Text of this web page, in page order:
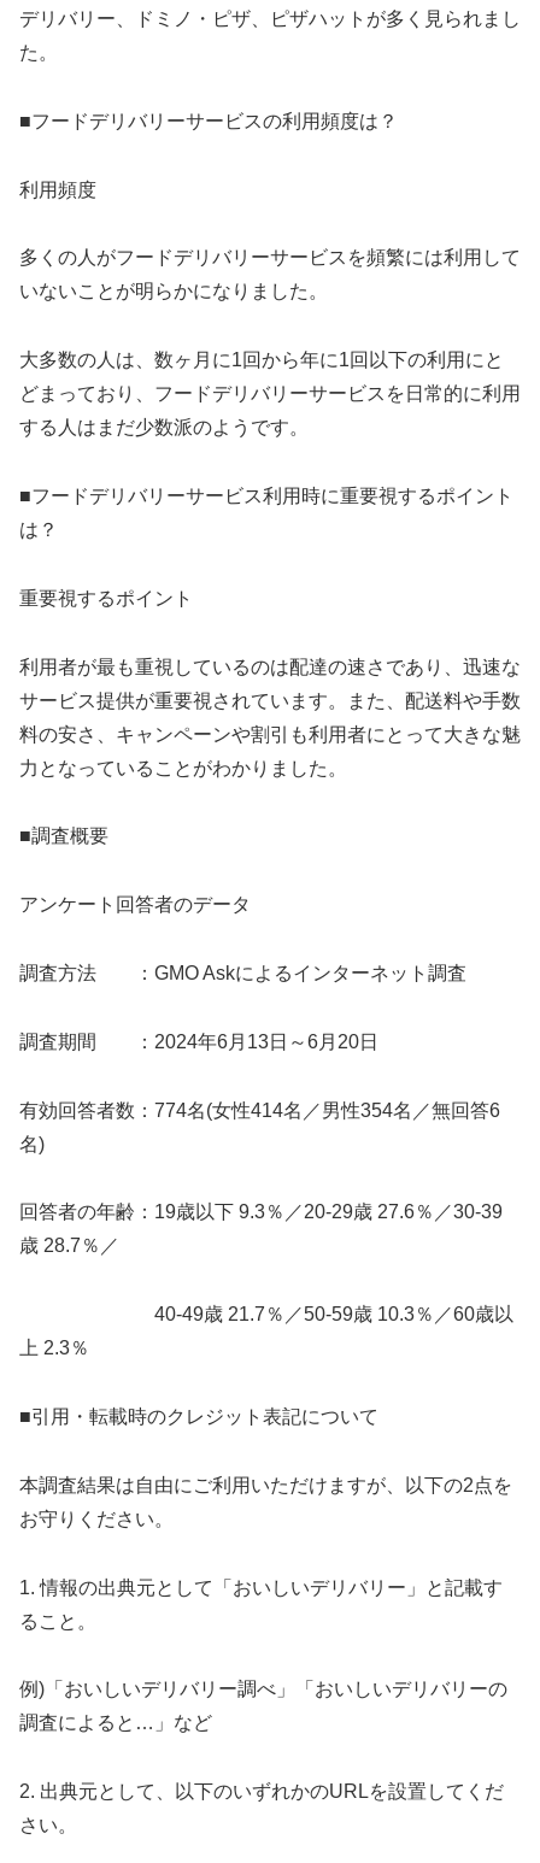
デリバリー、ドミノ・ピザ、ピザハットが多く見られまし
た。
■フードデリバリーサービスの利用頻度は？
利用頻度
多くの人がフードデリバリーサービスを頻繁には利用して
いないことが明らかになりました。
大多数の人は、数ヶ月に1回から年に1回以下の利用にと
どまっており、フードデリバリーサービスを日常的に利用
する人はまだ少数派のようです。
■フードデリバリーサービス利用時に重要視するポイント
は？
重要視するポイント
利用者が最も重視しているのは配達の速さであり、迅速な
サービス提供が重要視されています。また、配送料や手数
料の安さ、キャンペーンや割引も利用者にとって大きな魅
力となっていることがわかりました。
■調査概要
アンケート回答者のデータ
調査方法 ：GMO Askによるインターネット調査
調査期間 ：2024年6月13日～6月20日
有効回答者数：774名(女性414名／男性354名／無回答6
名)
回答者の年齢：19歳以下 9.3％／20-29歳 27.6％／30-39
歳 28.7％／
40-49歳 21.7％／50-59歳 10.3％／60歳以
上 2.3％
■引用・転載時のクレジット表記について
本調査結果は自由にご利用いただけますが、以下の2点を
お守りください。
1. 情報の出典元として「おいしいデリバリー」と記載す
ること。
例)「おいしいデリバリー調べ」「おいしいデリバリーの
調査によると…」など
2. 出典元として、以下のいずれかのURLを設置してくだ
さい。